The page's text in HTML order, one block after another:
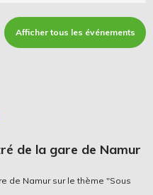
Afficher tous les événements
de la gare de Namur
de Namur sur le thème "Sous